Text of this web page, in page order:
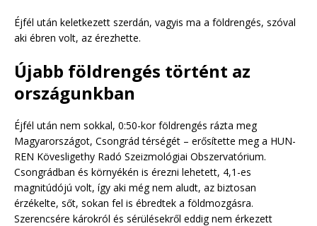
Éjfél után keletkezett szerdán, vagyis ma a földrengés, szóval
aki ébren volt, az érezhette.
Újabb földrengés történt az
országunkban
Éjfél után nem sokkal, 0:50-kor földrengés rázta meg
Magyarországot, Csongrád térségét – erősítette meg a HUN-
REN Kövesligethy Radó Szeizmológiai Obszervatórium.
Csongrádban és környékén is érezni lehetett, 4,1-es
magnitúdójú volt, így aki még nem aludt, az biztosan
érzékelte, sőt, sokan fel is ébredtek a földmozgásra.
Szerencsére károkról és sérülésekről eddig nem érkezett